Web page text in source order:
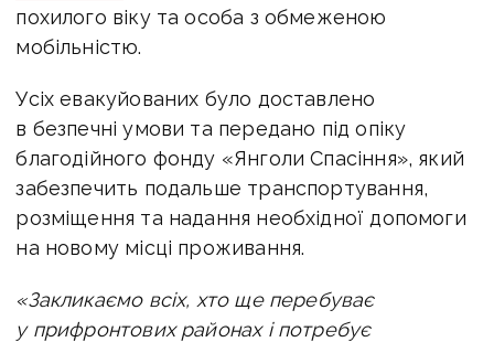
похилого віку та особа з обмеженою
мобільністю.
Усіх евакуйованих було доставлено
в безпечні умови та передано під опіку
благодійного фонду «Янголи Спасіння», який
забезпечить подальше транспортування,
розміщення та надання необхідної допомоги
на новому місці проживання.
«Закликаємо всіх, хто ще перебуває
у прифронтових районах і потребує